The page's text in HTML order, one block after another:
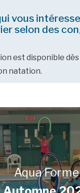
vous
selon des
est disponible dès
natation.
Aqua Forme